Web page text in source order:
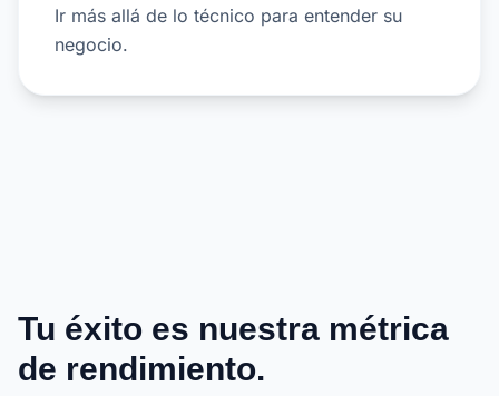
Ir más allá de lo técnico para entender su
negocio.
Tu éxito es nuestra métrica
de rendimiento.